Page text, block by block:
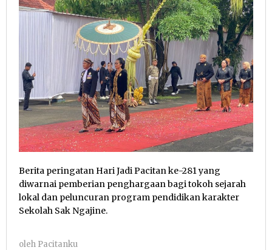
Berita peringatan Hari Jadi Pacitan ke-281 yang
diwarnai pemberian penghargaan bagi tokoh sejarah
lokal dan peluncuran program pendidikan karakter
Sekolah Sak Ngajine.
oleh Pacitanku